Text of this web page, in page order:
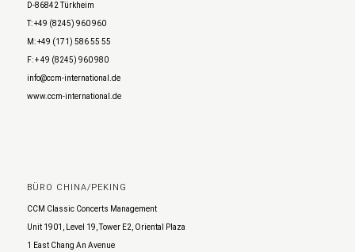
D-86842 Türkheim
T: +49 (8245) 960 960
M: +49 (171) 586 55 55
F: + 49 (8245) 960 980
info@ccm-international.de
www.ccm-international.de
BÜRO CHINA/PEKING
CCM Classic Concerts Management
Unit 1901, Level 19, Tower E2, Oriental Plaza
1 East Chang An Avenue